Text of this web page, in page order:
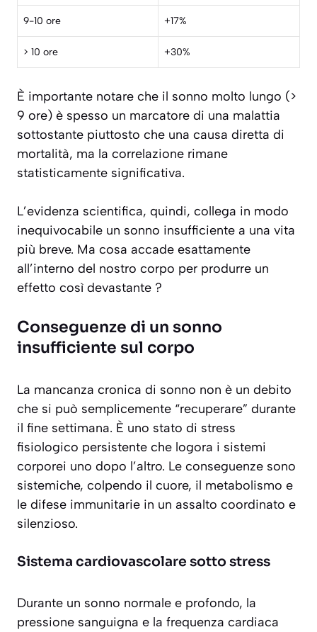
9-10 ore +17%
> 10 ore +30%
È importante notare che il sonno molto lungo (>
9 ore) è spesso un marcatore di una malattia
sottostante piuttosto che una causa diretta di
mortalità, ma la correlazione rimane
statisticamente significativa.
L’evidenza scientifica, quindi, collega in modo
inequivocabile un sonno insufficiente a una vita
più breve. Ma cosa accade esattamente
all’interno del nostro corpo per produrre un
effetto così devastante ?
Conseguenze di un sonno
insufficiente sul corpo
La mancanza cronica di sonno non è un debito
che si può semplicemente “recuperare” durante
il fine settimana. È uno stato di stress
fisiologico persistente che logora i sistemi
corporei uno dopo l’altro. Le conseguenze sono
sistemiche, colpendo il cuore, il metabolismo e
le difese immunitarie in un assalto coordinato e
silenzioso.
Sistema cardiovascolare sotto stress
Durante un sonno normale e profondo, la
pressione sanguigna e la frequenza cardiaca